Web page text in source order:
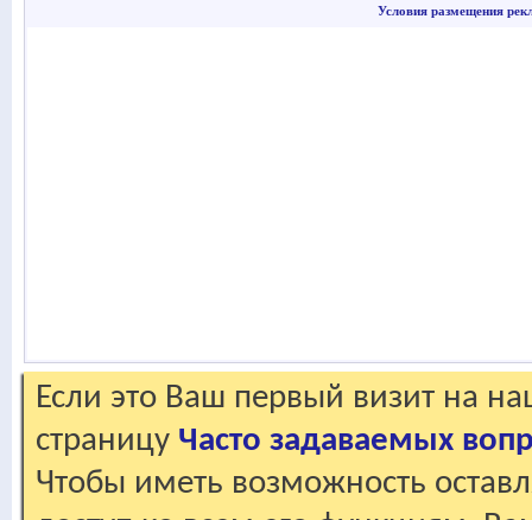
Условия размещения
Если это Ваш первый визит на
страницу Часто задаваемых
Чтобы иметь возможность